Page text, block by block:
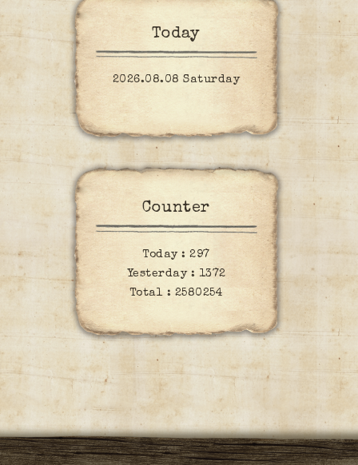
Today
2026.08.08 Saturday
Counter
Today :297
Yesterday : 1372
Total : 2580254